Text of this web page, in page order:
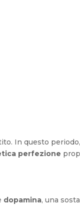
In questo
perfezione
dopamina, una